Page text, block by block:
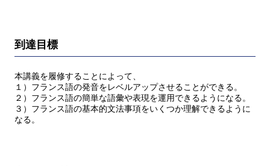
到達目標
本講義を履修することによって、
１）フランス語の発音をレベルアップさせることができる。
２）フランス語の簡単な語彙や表現を運用できるようになる。
３）フランス語の基本的文法事項をいくつか理解できるように
なる。